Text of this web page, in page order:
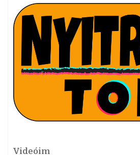
Videóim